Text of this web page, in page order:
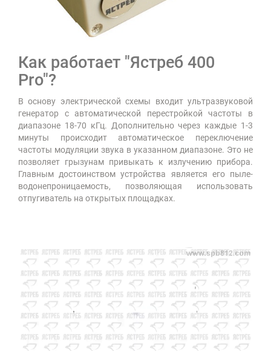
Как работает "Ястреб 400
Pro"?
В основу электрической схемы входит ультразвуковой
генератор с автоматической перестройкой частоты в
диапазоне 18-70 кГц. Дополнительно через каждые 1-3
минуты происходит автоматическое переключение
частоты модуляции звука в указанном диапазоне. Это не
позволяет грызунам привыкать к излучению прибора.
Главным достоинством устройства является его пыле-
водонепроницаемость, позволяющая использовать
отпугиватель на открытых площадках.